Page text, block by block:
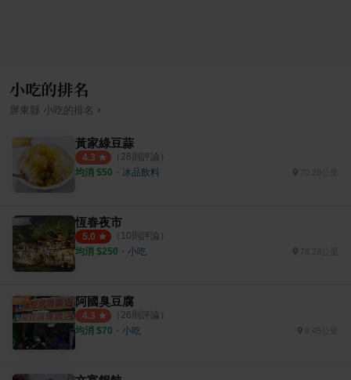
小吃的排名
屏東縣 小吃 的排名 ›
黃家綠豆蒜
4.3 （ 28則評論）
均消 $50 ・ 冰品飲料
恆春夜市
5.0 （ 10則評論）
均消 $250 ・ 小吃
阿國臭豆腐
4.3 （ 26則評論）
均消 $70 ・ 小吃 8.45公里